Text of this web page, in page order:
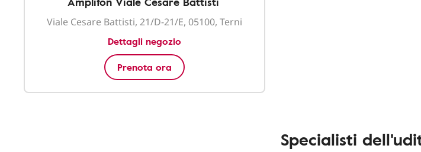
Viale Cesare Battisti, 21/D-21/E, 05100, Terni
Dettagli negozio
Prenota ora
Specialisti